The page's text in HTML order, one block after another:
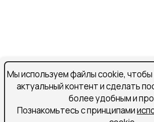
Мы используем файлы cookie,
актуальный контент и сделать
более удобным и
Познакомьтесь с принципами